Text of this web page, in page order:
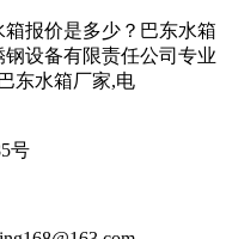
报价是多少？巴东水箱
设备有限责任公司专业
东水箱厂家,电
号